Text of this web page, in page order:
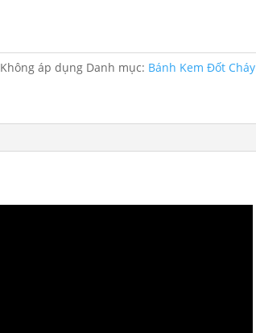
Không áp dụng Danh mục: Bánh Kem Đốt Cháy